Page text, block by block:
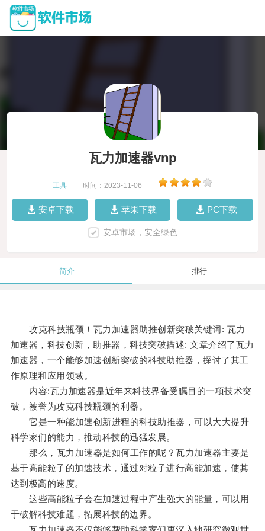
瓦力加速器vnp
工具 时间：2023-11-06
安卓下载 苹果下载 PC下载
安卓市场，安全绿色
简介 排行
攻克科技瓶颈！瓦力加速器助推创新突破关键词: 瓦力
加速器，科技创新，助推器，科技突破描述: 文章介绍了瓦力
加速器，一个能够加速创新突破的科技助推器，探讨了其工
作原理和应用领域。
内容:瓦力加速器是近年来科技界备受瞩目的一项技术突
破，被誉为攻克科技瓶颈的利器。
它是一种能加速创新进程的科技助推器，可以大大提升
科学家们的能力，推动科技的迅猛发展。
那么，瓦力加速器是如何工作的呢？瓦力加速器主要是
基于高能粒子的加速技术，通过对粒子进行高能加速，使其
达到极高的速度。
这些高能粒子会在加速过程中产生强大的能量，可以用
于破解科技难题，拓展科技的边界。